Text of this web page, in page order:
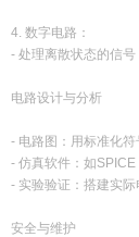
4. 数字电路：
- 处理离散状态的信号
电路设计与分析
- 电路图：用标准化符
- 仿真软件：如SPICE
- 实验验证：搭建实际
安全与维护